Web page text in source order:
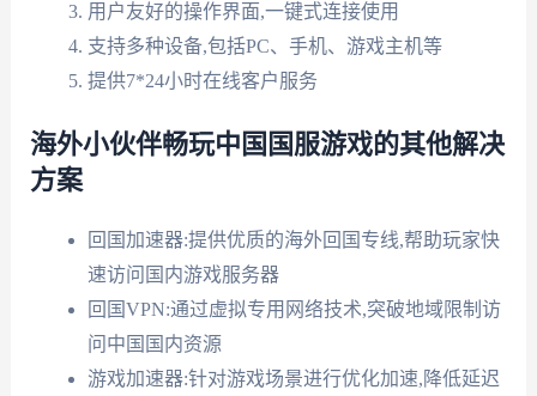
用户友好的操作界面,一键式连接使用
支持多种设备,包括PC、手机、游戏主机等
提供7*24小时在线客户服务
海外小伙伴畅玩中国国服游戏的其他解决
方案
回国加速器:提供优质的海外回国专线,帮助玩家快
速访问国内游戏服务器
回国VPN:通过虚拟专用网络技术,突破地域限制访
问中国国内资源
游戏加速器:针对游戏场景进行优化加速,降低延迟